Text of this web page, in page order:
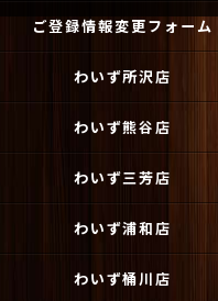
ご登録情報変更フォーム
わいず所沢店
わいず熊谷店
わいず三芳店
わいず浦和店
わいず桶川店